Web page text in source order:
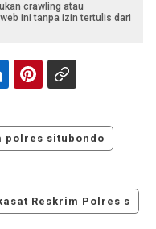
crawling atau
ini tanpa izin tertulis dari
polres situbondo
Reskrim Polres s